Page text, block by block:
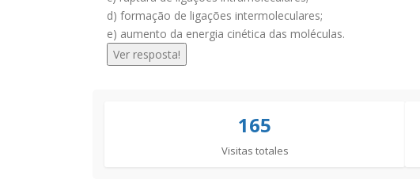
d) formação de ligações intermoleculares;
e) aumento da energia cinética das moléculas.
Ver resposta!
165
Visitas totales